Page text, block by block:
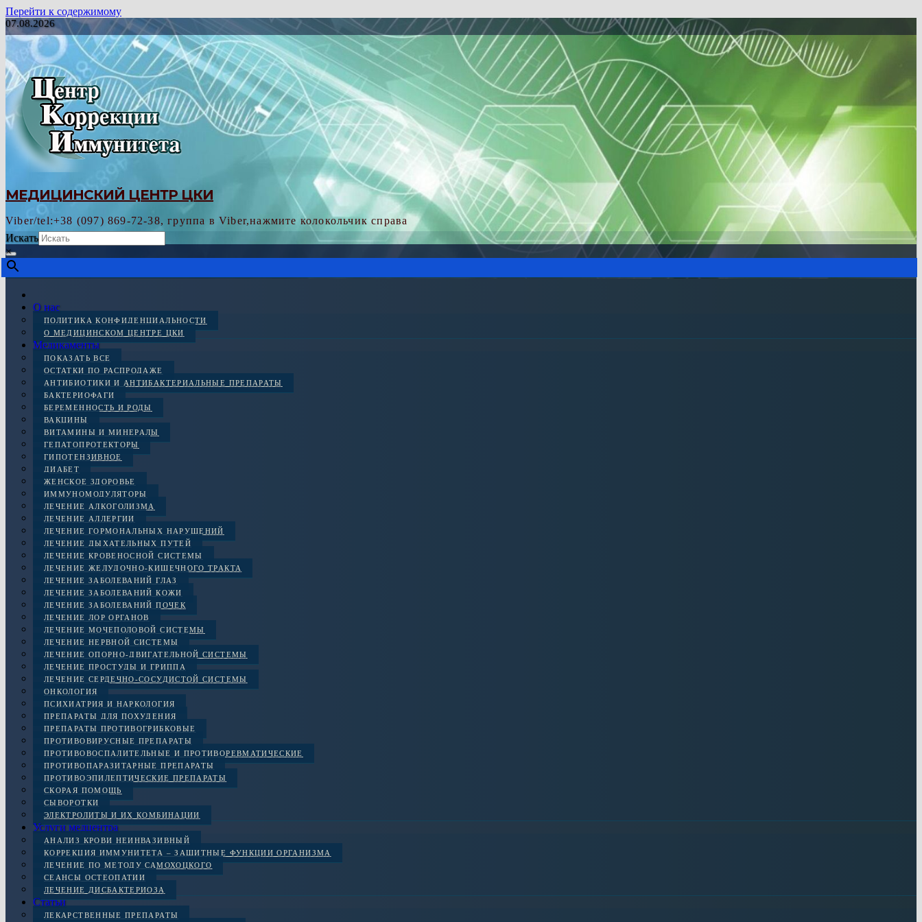
Перейти к содержимому
07.08.2026
МЕДИЦИНСКИЙ ЦЕНТР ЦКИ
Viber/tel:+38 (097) 869-72-38, группа в Viber,нажмите колокольчик справа
Искать
×
О нас
ПОЛИТИКА КОНФИДЕНЦИАЛЬНОСТИ
О МЕДИЦИНСКОМ ЦЕНТРЕ ЦКИ
Медикаменты
ПОКАЗАТЬ ВСЕ
ОСТАТКИ ПО РАСПРОДАЖЕ
АНТИБИОТИКИ И АНТИБАКТЕРИАЛЬНЫЕ ПРЕПАРАТЫ
БАКТЕРИОФАГИ
БЕРЕМЕННОСТЬ И РОДЫ
ВАКЦИНЫ
ВИТАМИНЫ И МИНЕРАЛЫ
ГЕПАТОПРОТЕКТОРЫ
ГИПОТЕНЗИВНОЕ
ДИАБЕТ
ЖЕНСКОЕ ЗДОРОВЬЕ
ИММУНОМОДУЛЯТОРЫ
ЛЕЧЕНИЕ АЛКОГОЛИЗМА
ЛЕЧЕНИЕ АЛЛЕРГИИ
ЛЕЧЕНИЕ ГОРМОНАЛЬНЫХ НАРУШЕНИЙ
ЛЕЧЕНИЕ ДЫХАТЕЛЬНЫХ ПУТЕЙ
ЛЕЧЕНИЕ КРОВЕНОСНОЙ СИСТЕМЫ
ЛЕЧЕНИЕ ЖЕЛУДОЧНО-КИШЕЧНОГО ТРАКТА
ЛЕЧЕНИЕ ЗАБОЛЕВАНИЙ ГЛАЗ
ЛЕЧЕНИЕ ЗАБОЛЕВАНИЙ КОЖИ
ЛЕЧЕНИЕ ЗАБОЛЕВАНИЙ ПОЧЕК
ЛЕЧЕНИЕ ЛОР ОРГАНОВ
ЛЕЧЕНИЕ МОЧЕПОЛОВОЙ СИСТЕМЫ
ЛЕЧЕНИЕ НЕРВНОЙ СИСТЕМЫ
ЛЕЧЕНИЕ ОПОРНО-ДВИГАТЕЛЬНОЙ СИСТЕМЫ
ЛЕЧЕНИЕ ПРОСТУДЫ И ГРИППА
ЛЕЧЕНИЕ СЕРДЕЧНО-СОСУДИСТОЙ СИСТЕМЫ
ОНКОЛОГИЯ
ПСИХИАТРИЯ И НАРКОЛОГИЯ
ПРЕПАРАТЫ ДЛЯ ПОХУДЕНИЯ
ПРЕПАРАТЫ ПРОТИВОГРИБКОВЫЕ
ПРОТИВОВИРУСНЫЕ ПРЕПАРАТЫ
ПРОТИВОВОСПАЛИТЕЛЬНЫЕ И ПРОТИВОРЕВМАТИЧЕСКИЕ
ПРОТИВОПАРАЗИТАРНЫЕ ПРЕПАРАТЫ
ПРОТИВОЭПИЛЕПТИЧЕСКИЕ ПРЕПАРАТЫ
СКОРАЯ ПОМОЩЬ
СЫВОРОТКИ
ЭЛЕКТРОЛИТЫ И ИХ КОМБИНАЦИИ
Услуги медцентра
АНАЛИЗ КРОВИ НЕИНВАЗИВНЫЙ
КОРРЕКЦИЯ ИММУНИТЕТА – ЗАЩИТНЫЕ ФУНКЦИИ ОРГАНИЗМА
ЛЕЧЕНИЕ ПО МЕТОДУ САМОХОЦКОГО
СЕАНСЫ ОСТЕОПАТИИ
ЛЕЧЕНИЕ ДИСБАКТЕРИОЗА
Статьи
ЛЕКАРСТВЕННЫЕ ПРЕПАРАТЫ